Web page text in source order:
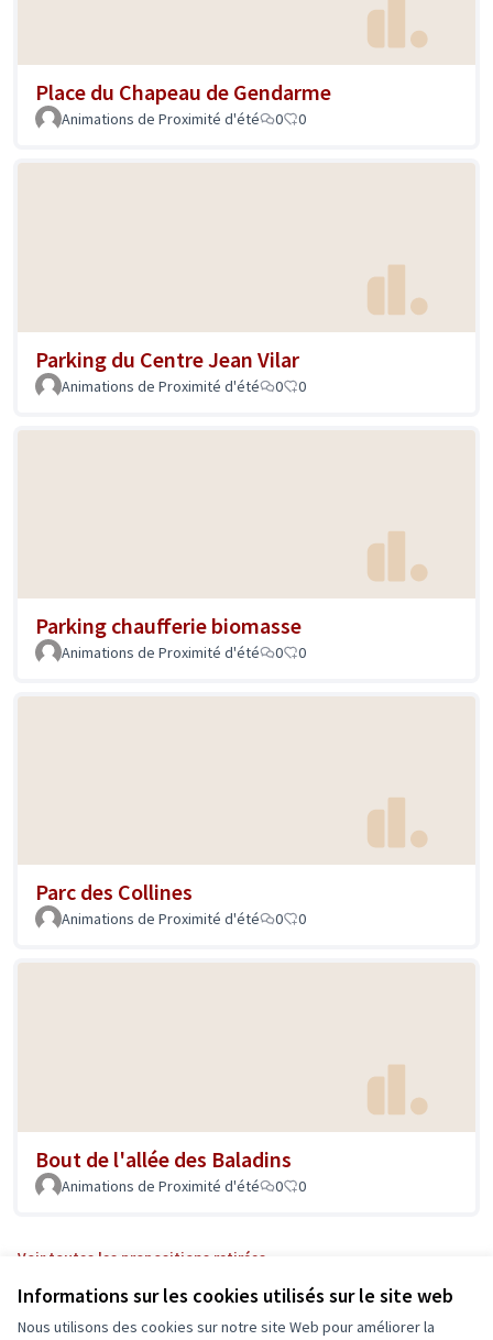
Informations sur les cookies utilisés sur le site web
Nous utilisons des cookies sur notre site Web pour améliorer la
Place du Chapeau de Gendarme
Animations de Proximité d'été 0 0
Parking du Centre Jean Vilar
Animations de Proximité d'été 0 0
Parking chaufferie biomasse
Animations de Proximité d'été 0 0
Parc des Collines
Animations de Proximité d'été 0 0
Bout de l'allée des Baladins
Animations de Proximité d'été 0 0
Voir toutes les propositions retirées
Conditions d'utilisation